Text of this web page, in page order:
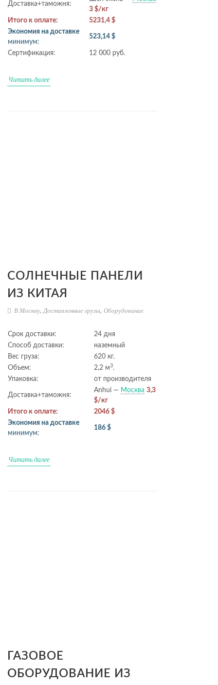
Доставка+таможня:
3 $/кг
Итого к оплате:
5231,4 $
Экономия на доставке
минимум:
523,14 $
Сертификация: 12 000 руб.
Читать далее
СОЛНЕЧНЫЕ ПАНЕЛИ
ИЗ КИТАЯ
В Москву,Доставленные грузы, Оборудование
Срок доставки:
24 дня
Способ доставки:
наземный
Вес груза:
620 кг.
Объем:
2,2 м3.
Упаковка:
от производителя
Доставка+таможня:
Anhui — Москва 3,3
$/кг
Итого к оплате:
2046 $
Экономия на доставке
минимум:
186 $
Читать далее
ГАЗОВОЕ
ОБОРУДОВАНИЕ ИЗ